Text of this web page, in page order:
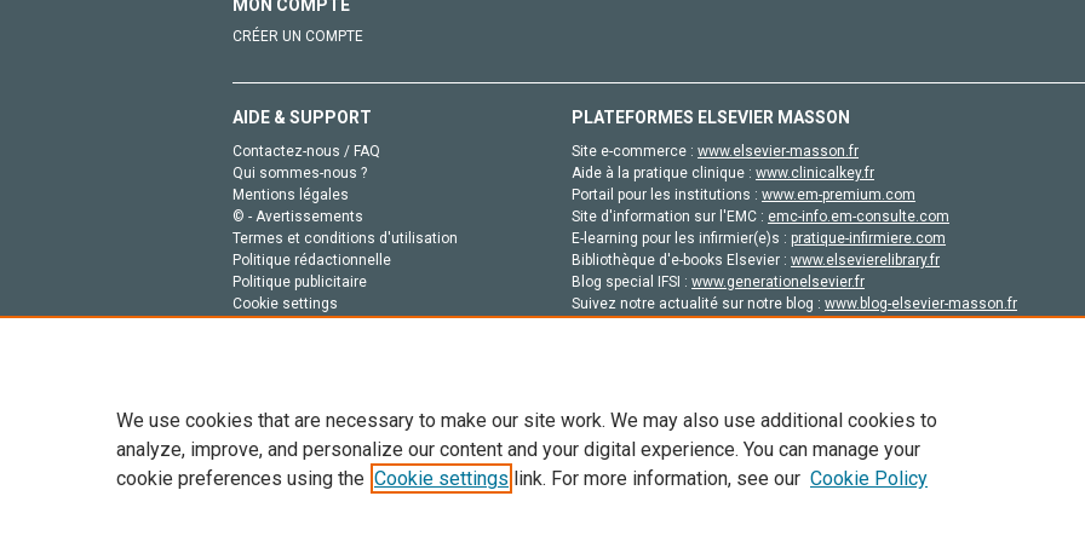
MON COMPTE
CRÉER UN COMPTE
AIDE & SUPPORT
Contactez-nous / FAQ
Qui sommes-nous ?
Mentions légales
© - Avertissements
Termes et conditions d'utilisation
Politique rédactionnelle
Politique publicitaire
Cookie settings
PLATEFORMES ELSEVIER MASSON
Site e-commerce : www.elsevier-masson.fr
Aide à la pratique clinique : www.clinicalkey.fr
Portail pour les institutions : www.em-premium.com
Site d'information sur l'EMC : emc-info.em-consulte.com
E-learning pour les infirmier(e)s : pratique-infirmiere.com
Bibliothèque d'e-books Elsevier : www.elsevierelibrary.fr
Blog special IFSI : www.generationelsevier.fr
Suivez notre actualité sur notre blog : www.blog-elsevier-masson.fr
Tout le contenu de ce site: Copyright © 2026 Elsevier, ses concédants de licence et ses contributeurs. Tout les droits sont réservés,
de données, a la formation en IA et aux technologies similaires. Pour tout contenu en libre accès, les conditions de licence
We use cookies that are necessary to make our site work. We may also use additional cookies to
analyze, improve, and personalize our content and your digital experience. You can manage your
cookie preferences using the Cookie settings link. For more information, see our Cookie Policy